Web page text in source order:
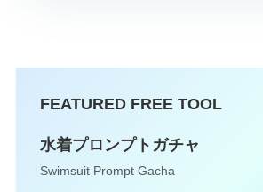
FEATURED FREE TOOL
水着プロンプトガチャ
Swimsuit Prompt Gacha